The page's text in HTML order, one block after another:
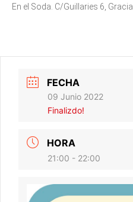
En el Soda. C/Guillaries 6, Gracia.
FECHA
09 Junio 2022
Finalizdo!
HORA
21:00 - 22:00